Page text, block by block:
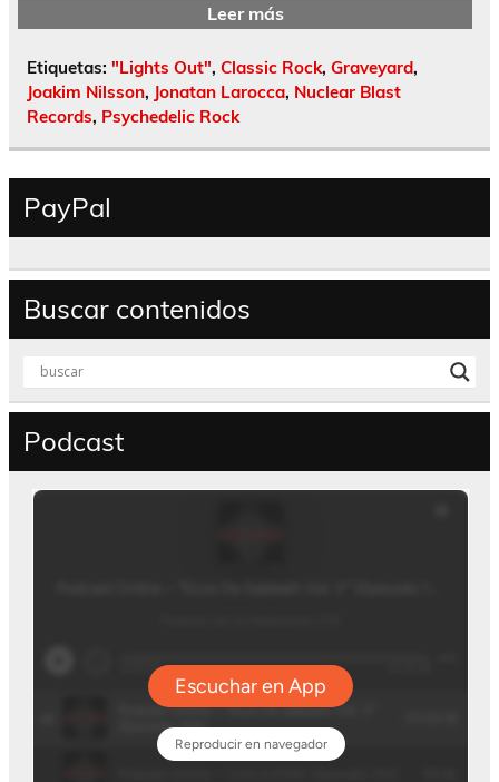
Leer más
Etiquetas: "Lights Out", Classic Rock, Graveyard,
Joakim Nilsson, Jonatan Larocca, Nuclear Blast
Records, Psychedelic Rock
PayPal
Buscar contenidos
Podcast